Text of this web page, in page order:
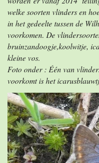
welke soorten vlinders en
in het gedeelte tussen de
voorkomen. De
bruinzandoogje,koolwitje,
kleine vos.
Foto onder : Één van
voorkomt is het